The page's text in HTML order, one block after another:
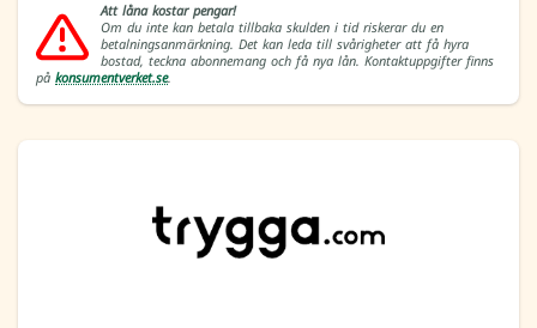
Att låna kostar pengar!
Om du inte kan betala tillbaka skulden i tid riskerar du en
betalningsanmärkning. Det kan leda till svårigheter att få hyra
bostad, teckna abonnemang och få nya lån. Kontaktuppgifter finns
på konsumentverket.se.